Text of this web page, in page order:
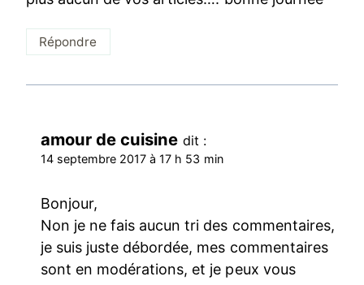
Répondre
amour de cuisine dit :
14 septembre 2017 à 17 h 53 min
Bonjour,
Non je ne fais aucun tri des commentaires,
je suis juste débordée, mes commentaires
sont en modérations, et je peux vous